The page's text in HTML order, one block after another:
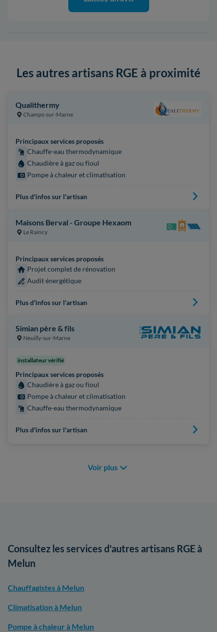
Les autres artisans RGE à proximité
Qualithermy
Champs-sur-Marne
Principaux services proposés
Chauffe-eau thermodynamique
Chaudière à gaz ou fioul
Pompe à chaleur et climatisation
Plus d'infos sur l'artisan
Maisons Berval - Groupe Hexaom
Le Raincy
Principaux services proposés
Projet complet de rénovation
Audit énergétique
Plus d'infos sur l'artisan
Simian père & fils
Neuilly-sur-Marne
installateur vérifié
Principaux services proposés
Chaudière à gaz ou fioul
Pompe à chaleur et climatisation
Chauffe-eau thermodynamique
Plus d'infos sur l'artisan
Voir plus
Consultez les services d'autres artisans RGE à
Melun
Chauffagistes à Melun
Climatisation à Melun
Pompe à chaleur à Melun